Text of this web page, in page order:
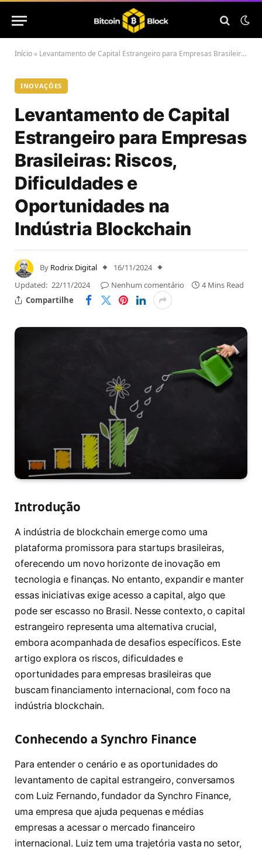
Início » Levantamento de Capital Estrangeiro para Empresas Brasileiras: Riscos, Dificuldades e Oportunidades na Indústria Blockchain
INOVAÇÕES
Levantamento de Capital
Estrangeiro para Empresas
Brasileiras: Riscos,
Dificuldades e
Oportunidades na
Indústria Blockchain
By Rodrix Digital
16/11/2024
Updated: 22/11/2024 Nenhum comentário
4 Mins Read
Compartilhe
Introdução
A indústria de blockchain emerge como uma
plataforma promissora para startups brasileiras,
oferecendo um novo horizonte de inovação em
tecnologia e finanças. No entanto, expandir e manter
essas iniciativas exige acesso a capital, algo que
pode ser escasso no Brasil. Nesse contexto, o capital
estrangeiro representa uma alternativa crucial,
embora acompanhada de desafios específicos. Este
artigo explora os riscos, dificuldades e
oportunidades para empresas brasileiras que
buscam financiamento internacional, com foco na
indústria blockchain.
Conhecendo a Synchro Finance
Para entender o cenário e as oportunidades do
levantamento de capital estrangeiro, conversamos
com Luiz Fernando, fundador da Synchro Finance,
uma empresa que ajuda pequenas e médias
empresas a acessar o mercado financeiro
internacional. Luiz tem uma trajetória vasta no setor,